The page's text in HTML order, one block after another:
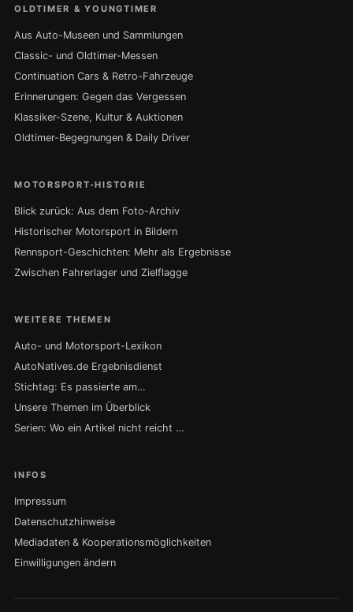
OLDTIMER & YOUNGTIMER
Aus Auto-Museen und Sammlungen
Classic- und Oldtimer-Messen
Continuation Cars & Retro-Fahrzeuge
Erinnerungen: Gegen das Vergessen
Klassiker-Szene, Kultur & Auktionen
Oldtimer-Begegnungen & Daily Driver
MOTORSPORT-HISTORIE
Blick zurück: Aus dem Foto-Archiv
Historischer Motorsport in Bildern
Rennsport-Geschichten: Mehr als Ergebnisse
Zwischen Fahrerlager und Zielflagge
WEITERE THEMEN
Auto- und Motorsport-Lexikon
AutoNatives.de Ergebnisdienst
Stichtag: Es passierte am…
Unsere Themen im Überblick
Serien: Wo ein Artikel nicht reicht …
INFOS
Impressum
Datenschutzhinweise
Mediadaten & Kooperationsmöglichkeiten
Einwilligungen ändern